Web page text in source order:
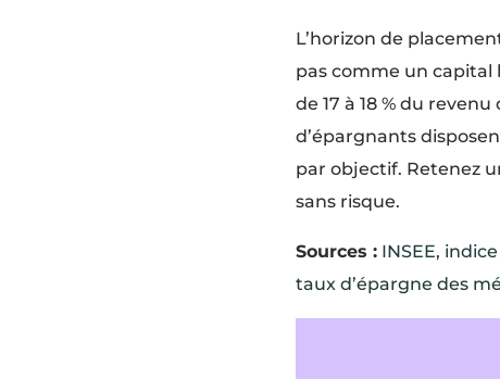
L’horizon de
pas comme un capital
de 17 à 18 % du
d’épargnants
par objectif. Retenez
sans risque.
Sources : INSEE,
taux d’épargne des